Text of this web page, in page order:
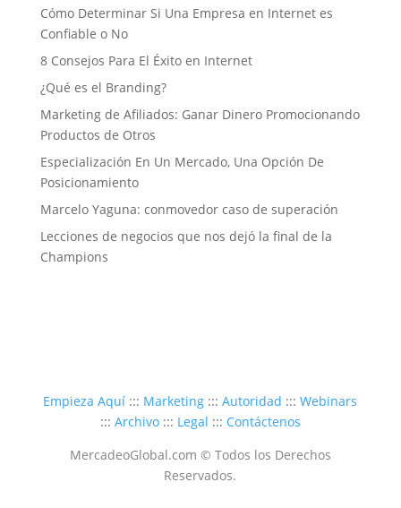
Cómo Determinar Si Una Empresa en Internet es
Confiable o No
8 Consejos Para El Éxito en Internet
¿Qué es el Branding?
Marketing de Afiliados: Ganar Dinero Promocionando
Productos de Otros
Especialización En Un Mercado, Una Opción De
Posicionamiento
Marcelo Yaguna: conmovedor caso de superación
Lecciones de negocios que nos dejó la final de la
Champions
Empieza Aquí ::: Marketing :::Autoridad :::Webinars
::: Archivo::: Legal ::: Contáctenos
MercadeoGlobal.com © Todos los Derechos
Reservados.